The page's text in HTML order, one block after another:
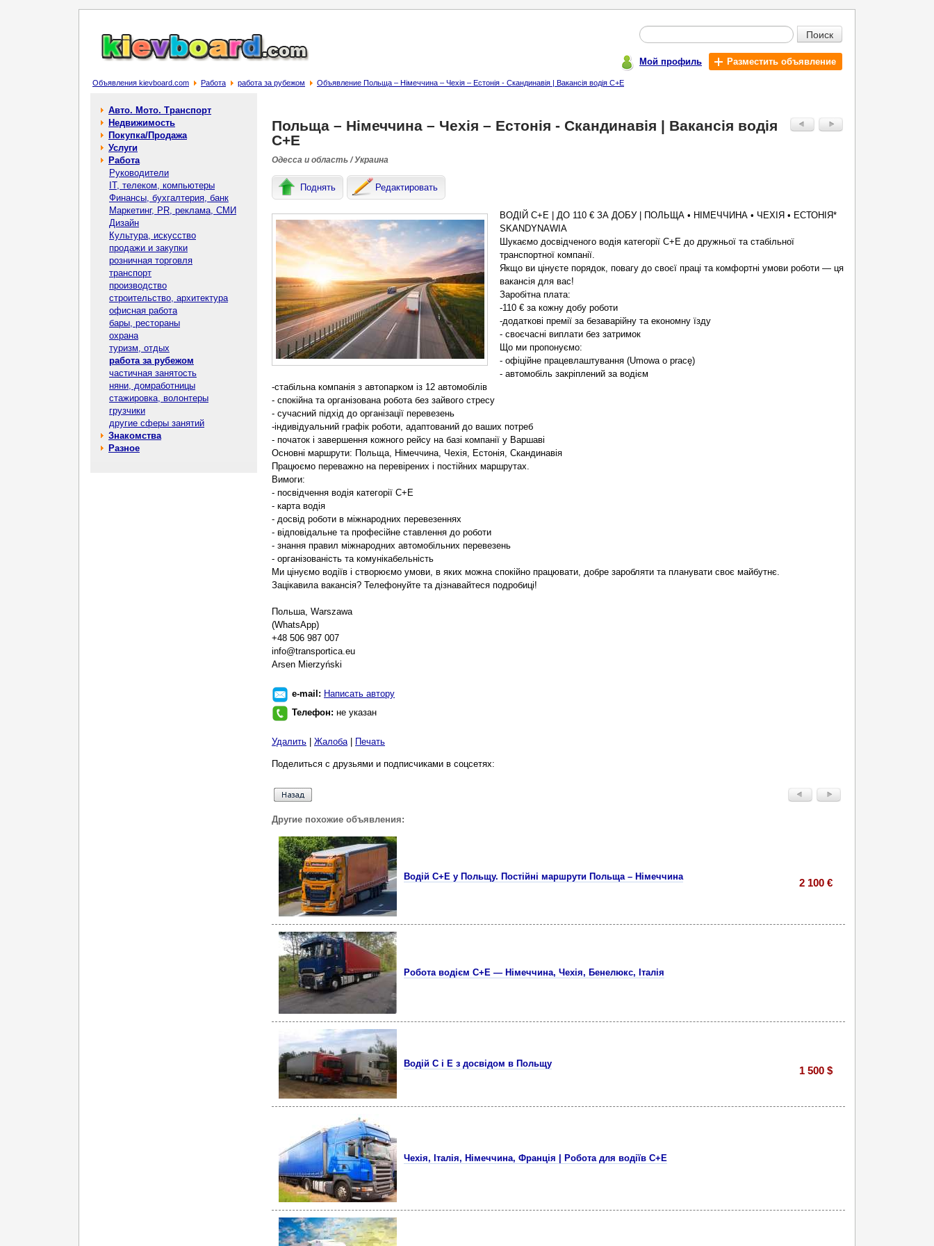
Поиск
Мой профиль Разместить объявление
Объявления kievboard.com Работа работа за рубежом Объявление Польща – Німеччина – Чехія – Естонія - Скандинавія | Вакансія водія C+E
Авто. Мото. Транспорт
Недвижимость
Покупка/Продажа
Услуги
Работа
Руководители
IT, телеком, компьютеры
Финансы, бухгалтерия, банк
Маркетинг, PR, реклама, СМИ
Дизайн
Культура, искусство
продажи и закупки
розничная торговля
транспорт
производство
строительство, архитектура
офисная работа
бары, рестораны
охрана
туризм, отдых
работа за рубежом
частичная занятость
няни, домработницы
стажировка, волонтеры
грузчики
другие сферы занятий
Знакомства
Разное
Польща – Німеччина – Чехія – Естонія - Скандинавія | Вакансія водія
C+E
Одесса и область / Украина
Поднять Редактировать
ВОДІЙ C+E | ДО 110 € ЗА ДОБУ | ПОЛЬЩА • НІМЕЧЧИНА • ЧЕХІЯ • ЕСТОНІЯ*
SKANDYNAWIA
Шукаємо досвідченого водія категорії C+E до дружньої та стабільної
транспортної компанії.
Якщо ви цінуєте порядок, повагу до своєї праці та комфортні умови роботи — ця
вакансія для вас!
Заробітна плата:
-110 € за кожну добу роботи
-додаткові премії за безаварійну та економну їзду
- своєчасні виплати без затримок
Що ми пропонуємо:
- офіційне працевлаштування (Umowa o pracę)
- автомобіль закріплений за водієм
-стабільна компанія з автопарком із 12 автомобілів
- спокійна та організована робота без зайвого стресу
- сучасний підхід до організації перевезень
-індивідуальний графік роботи, адаптований до ваших потреб
- початок і завершення кожного рейсу на базі компанії у Варшаві
Основні маршрути: Польща, Німеччина, Чехія, Естонія, Скандинавія
Працюємо переважно на перевірених і постійних маршрутах.
Вимоги:
- посвідчення водія категорії C+E
- карта водія
- досвід роботи в міжнародних перевезеннях
- відповідальне та професійне ставлення до роботи
- знання правил міжнародних автомобільних перевезень
- організованість та комунікабельність
Ми цінуємо водіїв і створюємо умови, в яких можна спокійно працювати, добре заробляти та планувати своє майбутнє.
Зацікавила вакансія? Телефонуйте та дізнавайтеся подробиці!
Польша, Warszawa
(WhatsApp)
+48 506 987 007
info@transportica.eu
Arsen Mierzyński
e-mail: Написать автору
Телефон: не указан
Удалить Жалоба| Печать
Поделиться с друзьями и подписчиками в соцсетях:
Другие похожие объявления:
Водій С+Е у Польщу. Постійні маршрути Польща – Німеччина
2 100 €
Робота водієм C+E — Німеччина, Чехія, Бенелюкс, Італія
Водій С і Е з досвідом в Польщу
1 500 $
Чехія, Італія, Німеччина, Франція | Робота для водіїв C+E